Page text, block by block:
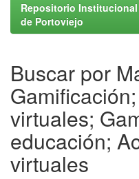
Repositorio
de Portoviejo
Buscar por
virtuales;
educación;
virtuales